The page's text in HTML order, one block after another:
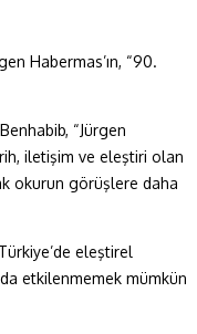
Habermas’ın, “90.
“Jürgen
iletişim ve eleştiri olan
okurun görüşlere daha
eleştirel
etkilenmemek mümkün